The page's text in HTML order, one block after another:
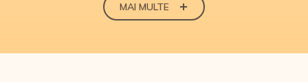
Linii suedeze pentru producerea sucurilor “Tetra-Pak”;
MAI MULTE